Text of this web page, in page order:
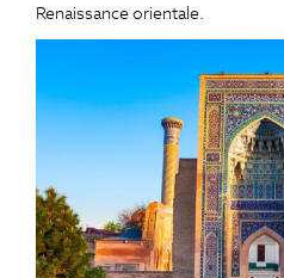
Renaissance orientale.